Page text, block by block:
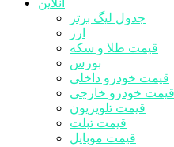
آنلاین
جدول لیگ برتر
ارز
قیمت طلا و سکه
بورس
قیمت خودرو داخلی
قیمت خودرو خارجی
قیمت تلویزیون
قیمت تبلت
قیمت موبایل